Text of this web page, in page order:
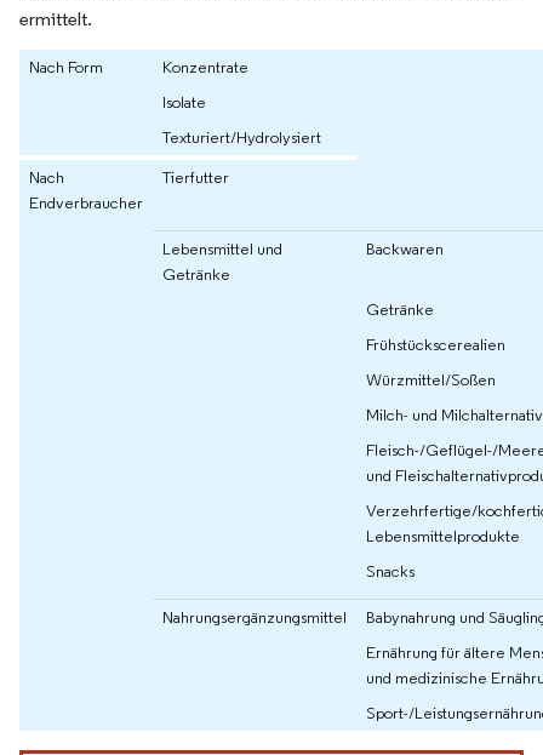
ermittelt.
Nach Form
Konzentrate
Isolate
Texturiert/Hydrolysiert
Nach
Endverbraucher
Tierfutter
Lebensmittel und
Getränke
Backwaren
Getränke
Frühstückscerealien
Würzmittel/Soßen
Milch- und
Fleisch-/Geflügel-/
und
Verzehrfertige/
Lebensmittelprodukte
Snacks
Nahrungsergänzungsmittel
Babynahrung und
Ernährung für ältere
und medizinische
Sport-/